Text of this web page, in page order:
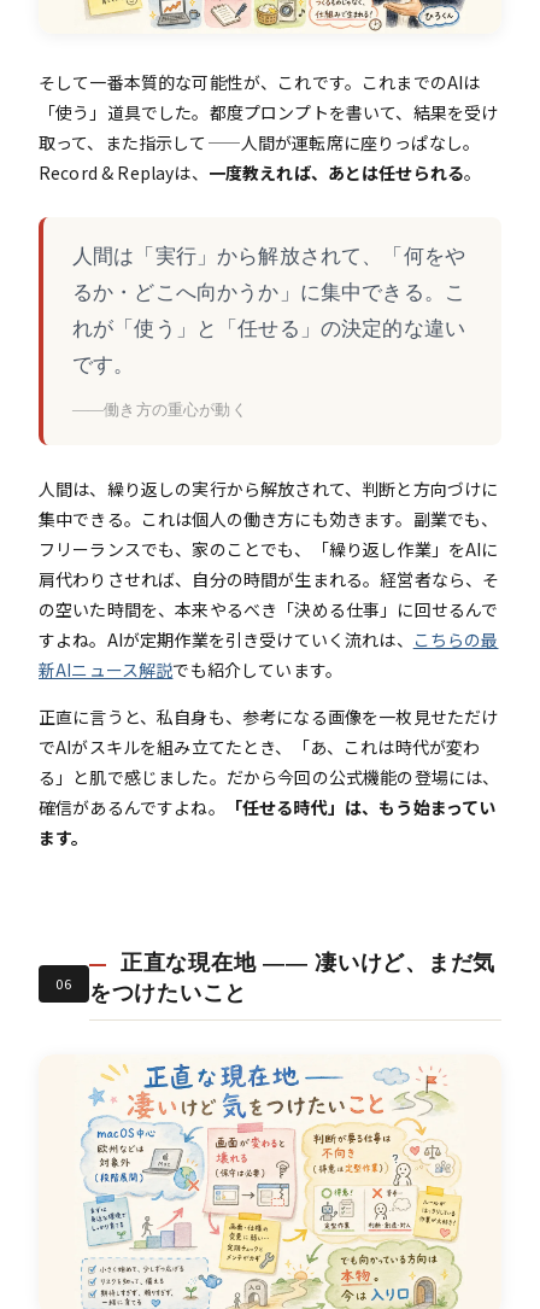
そして一番本質的な可能性が、これです。これまでのAIは
「使う」道具でした。都度プロンプトを書いて、結果を受け
取って、また指示して——人間が運転席に座りっぱなし。
Record & Replayは、 一度教えれば、あとは任せられる。
人間は「実行」から解放されて、「何をや
るか・どこへ向かうか」に集中できる。こ
れが「使う」と「任せる」の決定的な違い
です。
——働き方の重心が動く
人間は、繰り返しの実行から解放されて、判断と方向づけに
集中できる。これは個人の働き方にも効きます。副業でも、
フリーランスでも、家のことでも、「繰り返し作業」をAIに
肩代わりさせれば、自分の時間が生まれる。経営者なら、そ
の空いた時間を、本来やるべき「決める仕事」に回せるんで
すよね。AIが定期作業を引き受けていく流れは、 こちらの最
新AIニュース解説でも紹介しています。
正直に言うと、私自身も、参考になる画像を一枚見せただけ
でAIがスキルを組み立てたとき、「あ、これは時代が変わ
る」と肌で感じました。だから今回の公式機能の登場には、
確信があるんですよね。
「任せる時代」は、もう始まってい
ます。
06
正直な現在地 —— 凄いけど、まだ気
をつけたいこと